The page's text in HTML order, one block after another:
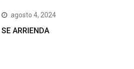
agosto 4, 2024
SE ARRIENDA